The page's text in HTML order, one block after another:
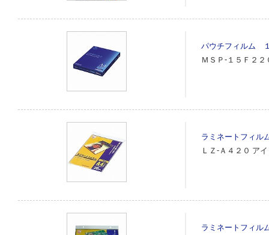
パウチフィルム
ＭＳＰ‐１５Ｆ２
ラミネートフィ
ＬＺ‐Ａ４２０ ア
ラミネートフィ